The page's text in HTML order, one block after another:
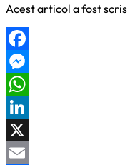
Acest articol a fost
Facebook
Messenger
WhatsApp
LinkedIn
X